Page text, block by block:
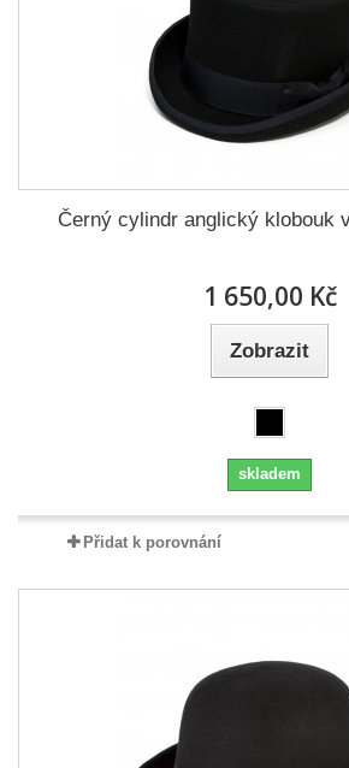
Černý cylindr anglický klobouk
1 650,00 Kč
Zobrazit
skladem
Přidat k porovnání